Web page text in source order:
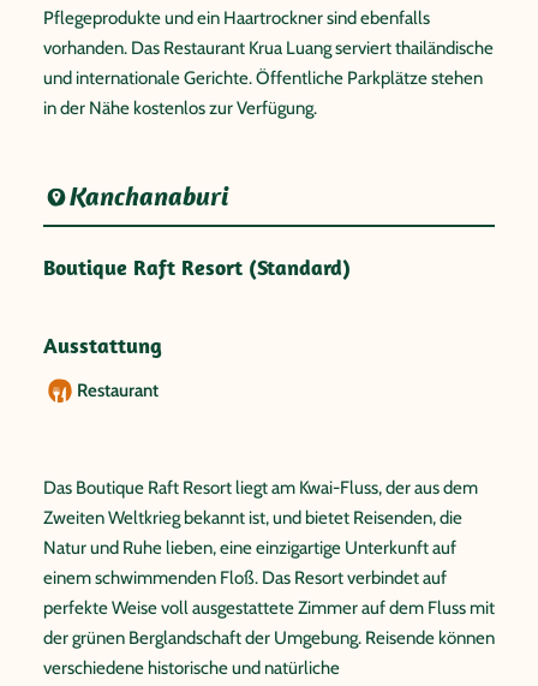
Pflegeprodukte und ein Haartrockner sind ebenfalls
vorhanden. Das Restaurant Krua Luang serviert thailändische
und internationale Gerichte. Öffentliche Parkplätze stehen
in der Nähe kostenlos zur Verfügung.
Kanchanaburi
Boutique Raft Resort (Standard)
Ausstattung
Restaurant
Das Boutique Raft Resort liegt am Kwai-Fluss, der aus dem
Zweiten Weltkrieg bekannt ist, und bietet Reisenden, die
Natur und Ruhe lieben, eine einzigartige Unterkunft auf
einem schwimmenden Floß. Das Resort verbindet auf
perfekte Weise voll ausgestattete Zimmer auf dem Fluss mit
der grünen Berglandschaft der Umgebung. Reisende können
verschiedene historische und natürliche